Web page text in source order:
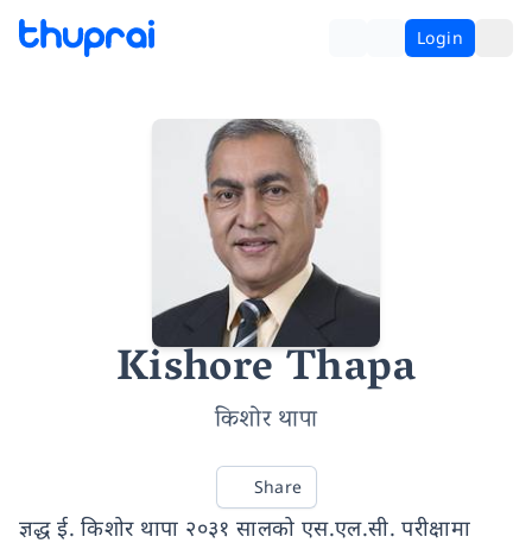
Login
Kishore Thapa
किशोर थापा
Share
ज्ञद्ध ई. किशोर थापा २०३१ सालको एस.एल.सी. परीक्षामा